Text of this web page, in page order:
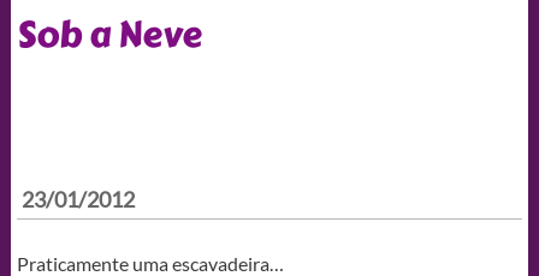
Sob a Neve
23/01/2012
Praticamente uma escavadeira…